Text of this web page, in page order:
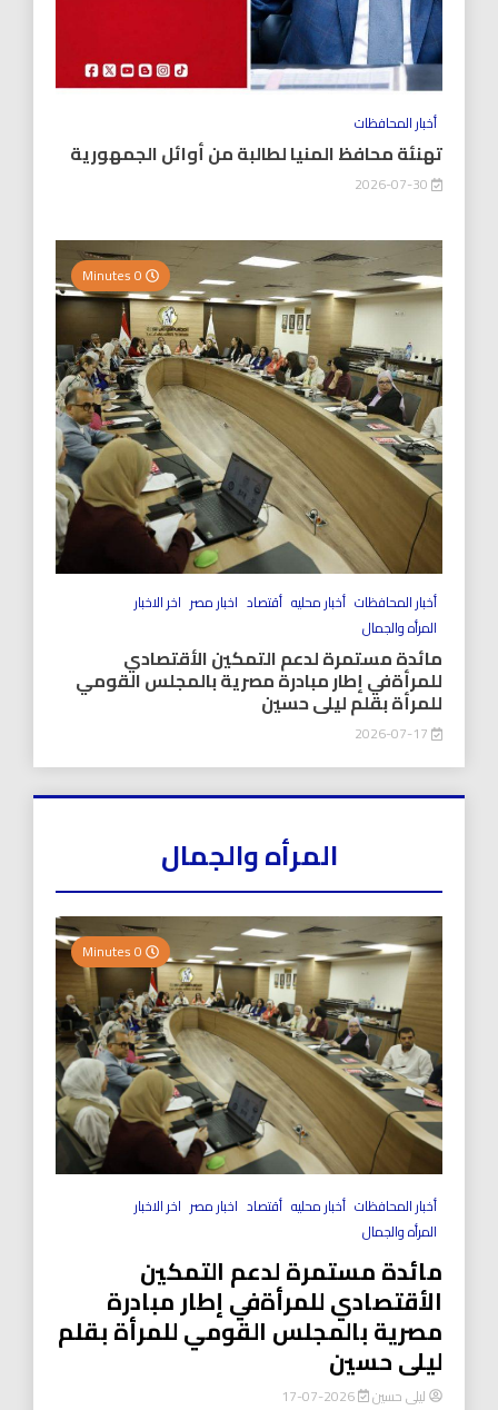
أخبار المحافظات
تهنئة محافظ المنيا لطالبة من أوائل الجمهورية
أخبار المحافظات أخبار محليه أقتصاد اخبار مصر اخر الاخبار
المرأه والجمال
مائدة مستمرة لدعم التمكين الأقتصادي
للمرأةفي إطار مبادرة مصرية بالمجلس القومي
للمرأة بقلم ليلى حسين
المرأه والجمال
أخبار المحافظات أخبار محليه أقتصاد اخبار مصر اخر الاخبار
المرأه والجمال
مائدة مستمرة لدعم التمكين
الأقتصادي للمرأةفي إطار مبادرة
مصرية بالمجلس القومي للمرأة بقلم
ليلى حسين
ليلى حسين 2026-07-17